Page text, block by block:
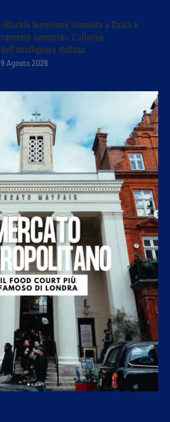
«Rischio terrorismo islamista a Ceuta è
concreto concreto». L’allarme
dell’intelligence italiana
9 Agosto 2026